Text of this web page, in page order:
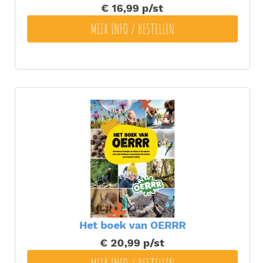
€ 16,99 p/st
MEER INFO / BESTELLEN
Het boek van OERRR
€ 20,99 p/st